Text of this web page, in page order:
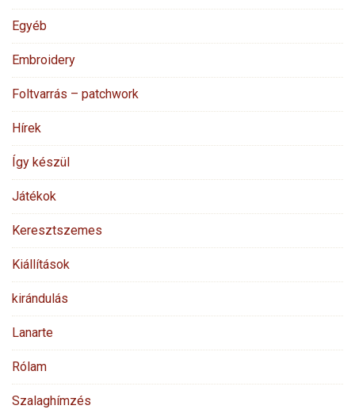
Egyéb
Embroidery
Foltvarrás – patchwork
Hírek
Így készül
Játékok
Keresztszemes
Kiállítások
kirándulás
Lanarte
Rólam
Szalaghímzés